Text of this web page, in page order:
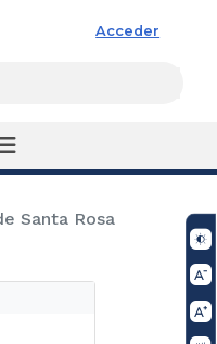
Acceder
Santa Rosa